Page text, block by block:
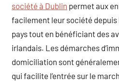
société à Dublin permet aux
facilement leur société
pays tout en bénéficiant des
irlandais. Les démarches
domiciliation sont
qui facilite l’entrée sur le